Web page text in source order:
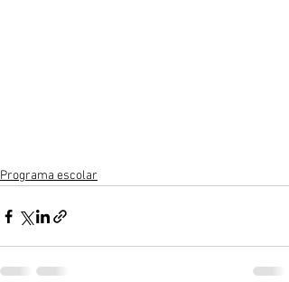
Programa escolar